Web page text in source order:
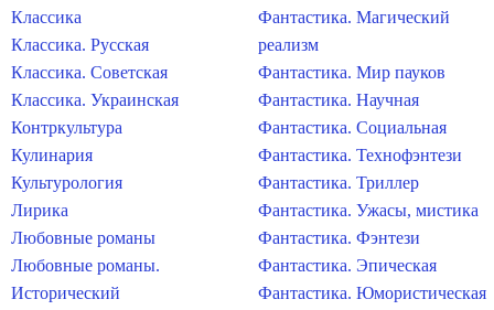
Классика
Классика. Русская
Классика. Советская
Классика. Украинская
Контркультура
Кулинария
Культурология
Лирика
Любовные романы
Любовные романы.
Исторический
Фантастика. Магический
реализм
Фантастика. Мир пауков
Фантастика. Научная
Фантастика. Социальная
Фантастика. Технофэнтези
Фантастика. Триллер
Фантастика. Ужасы, мистика
Фантастика. Фэнтези
Фантастика. Эпическая
Фантастика. Юмористическая